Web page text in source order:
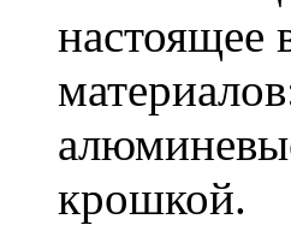
настоящее
крошкой.